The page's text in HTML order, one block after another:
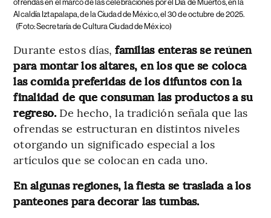
ofrendas en el marco de las celebraciones por el Día de Muertos, en la
Alcaldía Iztapalapa, de la Ciudad de México, el 30 de octubre de 2025.
(Foto: Secretaría de Cultura Ciudad de México)
Durante estos días,familias enteras se reúnen
para montar los altares, en los que se coloca
las comida preferidas de los difuntos con la
finalidad de que consuman las productos a su
regreso. De hecho, la tradición señala que las
ofrendas se estructuran en distintos niveles
otorgando un significado especial a los
artículos que se colocan en cada uno.
En algunas regiones, la fiesta se traslada a los
panteones para decorar las tumbas.